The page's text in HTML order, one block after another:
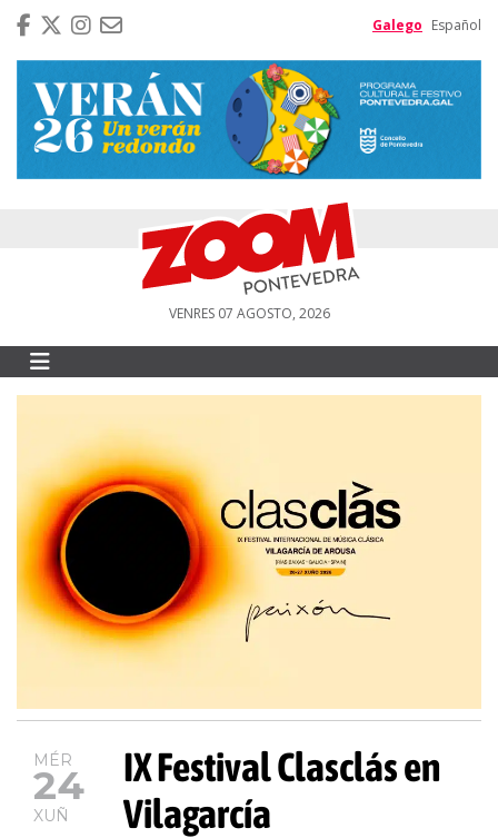
Galego Español
VENRES 07 AGOSTO, 2026
MÉR
24
XUÑ
IX Festival Clasclás en
Vilagarcía